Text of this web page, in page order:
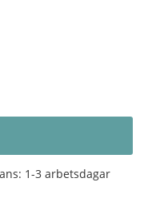
1-3 arbetsdagar